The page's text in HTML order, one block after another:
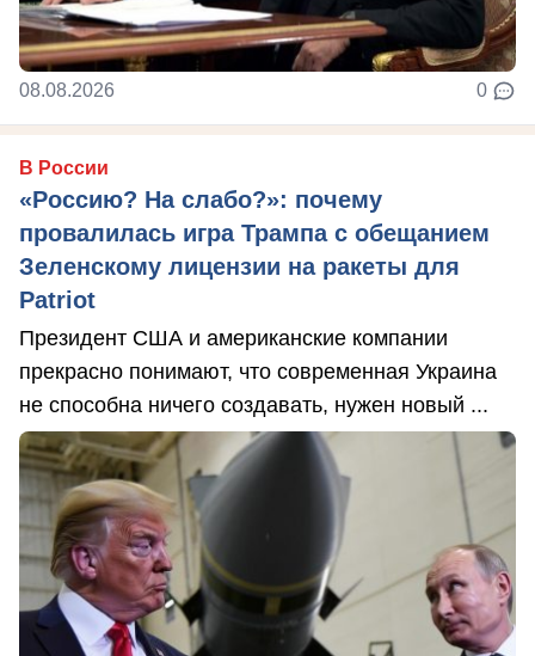
08.08.2026 0
В России
«Россию? На слабо?»: почему
провалилась игра Трампа с обещанием
Зеленскому лицензии на ракеты для
Patriot
Президент США и американские компании
прекрасно понимают, что современная Украина
не способна ничего создавать, нужен новый ...